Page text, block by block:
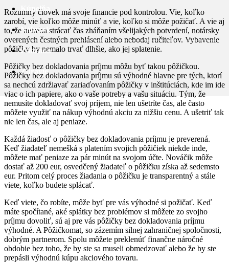
Kúpelňa
Nábytok
Záhrada
Zdravie
Rozumný človek má svoje financie pod kontrolou. Vie, koľko
zarobí, vie koľko môže minúť a vie, koľko si môže požičať. A vie aj
to, že netreba strácať čas zháňaním všelijakých potvrdení, notársky
overených čestných prehlásení alebo nebodaj ručiteľov. Vybavenie
pôžičky by nemalo trvať dlhšie, ako jej splatenie.
Pôžičky bez dokladovania príjmu môžu byť takou pôžičkou.
Pôžičky bez dokladovania príjmu sú výhodné hlavne pre tých, ktorí
sa nechcú zdržiavať zariaďovaním pôžičky v inštitúciách, kde im ide
viac o ich papiere, ako o vaše potreby a vašu situáciu. Tým, že
nemusíte dokladovať svoj príjem, nie len ušetríte čas, ale často
môžete využiť na nákup výhodnú akciu za nižšiu cenu. A ušetriť tak
nie len čas, ale aj peniaze.
Každá žiadosť o pôžičky bez dokladovania príjmu je preverená.
Keď žiadateľ nemešká s platením svojich pôžičiek niekde inde,
môžete mať peniaze za pár minút na svojom účte. Nováčik môže
dostať až 200 eur, osvedčený žiadateľ o pôžičku získa až sedemsto
eur. Pritom celý proces žiadania o pôžičku je transparentný a stále
viete, koľko budete splácať.
Keď viete, čo robíte, môže byť pre vás výhodné si požičať. Keď
máte spočítané, aké splátky bez problémov si môžete zo svojho
príjmu dovoliť, sú aj pre vás pôžičky bez dokladovania príjmu
výhodné. A Pôžičkomat, so zázemím silnej zahraničnej spoločnosti,
dobrým partnerom. Spolu môžete preklenúť finančne náročné
obdobie bez toho, že by ste sa museli obmedzovať alebo že by ste
prepásli výhodnú kúpu akciového tovaru.